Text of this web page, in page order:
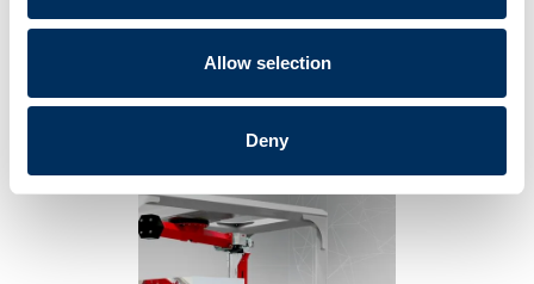
Allow selection
Deny
तैयार समाधान है।
हमसे संपर्क करें